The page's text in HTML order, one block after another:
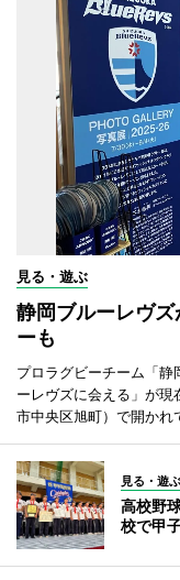
見る・遊ぶ
静岡ブルーレヴ
ーも
プロラグビーチーム「
ーレヴズに会える」が
市中央区旭町）で開かれ
見る・遊ぶ
高校野
校で甲